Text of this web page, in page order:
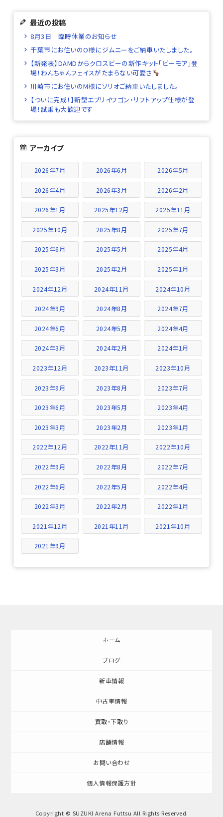
最近の投稿
8月3日 臨時休業のお知らせ
千葉市にお住いのO様にジムニーをご納車いたしました。
【新発表】DAMDからクロスビーの新作キット「ビーモア」登
場！わんちゃんフェイスがたまらない可愛さ
川崎市にお住いのM様にソリオご納車いたしました。
【ついに完成！】新型エブリイワゴン・リフトアップ仕様が登
場！試乗も大歓迎です
アーカイブ
2026年7月 2026年6月 2026年5月
2026年4月 2026年3月 2026年2月
2026年1月 2025年12月 2025年11月
2025年10月 2025年8月 2025年7月
2025年6月 2025年5月 2025年4月
2025年3月 2025年2月 2025年1月
2024年12月 2024年11月 2024年10月
2024年9月 2024年8月 2024年7月
2024年6月 2024年5月 2024年4月
2024年3月 2024年2月 2024年1月
2023年12月 2023年11月 2023年10月
2023年9月 2023年8月 2023年7月
2023年6月 2023年5月 2023年4月
2023年3月 2023年2月 2023年1月
2022年12月 2022年11月 2022年10月
2022年9月 2022年8月 2022年7月
2022年6月 2022年5月 2022年4月
2022年3月 2022年2月 2022年1月
2021年12月 2021年11月 2021年10月
2021年9月
ホーム
ブログ
新車情報
中古車情報
買取・下取り
店舗情報
お問い合わせ
個人情報保護方針
Copyright © SUZUKI Arena Futtsu All Rights Reserved.